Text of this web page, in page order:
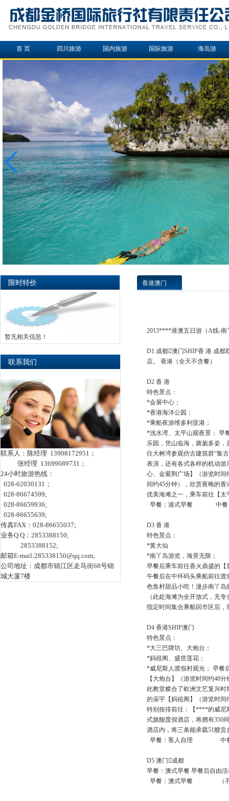
首 页 四川旅游 国内旅游 国际旅游 海岛游
限时特价
暂无相关信息！
联系我们
联系人：陈经理 13908172951；
张经理 13699089731；
24小时旅游热线：
028-62030131；
028-86674599;
028-86659936;
028-86655639;
传真FAX：028-86655037;
业务Q Q：2853388150;
2853388152;
邮箱E-mail:285338150@qq.com;
公司地址：成都市锦江区走马街68号锦
城大厦7楼
香港澳门
2013****港澳五日游（A线-南
D1 成都澳门SHIP香 港 成都
店。 香港（全天不含餐）
D2 香 港
特色景点：
*会展中心；
*香港海洋公园；
*乘船夜游维多利亚港；
*浅水湾、太平山观夜景； 早
乐园，凭山临海，旖旎多姿
往大树湾参观仿古建筑群“集
表演，还有各式各样的机动
心、金紫荆广场】（游览时
间约45分钟），欣赏夜晚的
优美海滩之一，乘车前往【
早餐：港式早餐 中
D3 香 港
特色景点：
*黄大仙
*南丫岛游览，海景无限；
早餐后乘车前往香火鼎盛的
午餐后在中环码头乘船前往
色鱼村甜品小吃！漫步南丫
（此处海滩为全开放式，无
指定时间集合乘船回市
D4 香港SHIP澳门
特色景点：
*大三巴牌坊、大炮台；
*妈祖阁、盛世莲花；
*威尼斯人渡假村观光； 早餐
【大炮台】（游览时间约40
此教堂糅合了欧洲文艺复兴
的庙宇【妈祖阁】（游览时间
特别按排前往：【****的威尼
式旗舰度假酒店，将拥有350
酒店内，将三条能承载51艘
早餐：客人自理 中
D5 澳门成都
早餐：澳式早餐 早餐后自由
早餐：澳式早餐 （不